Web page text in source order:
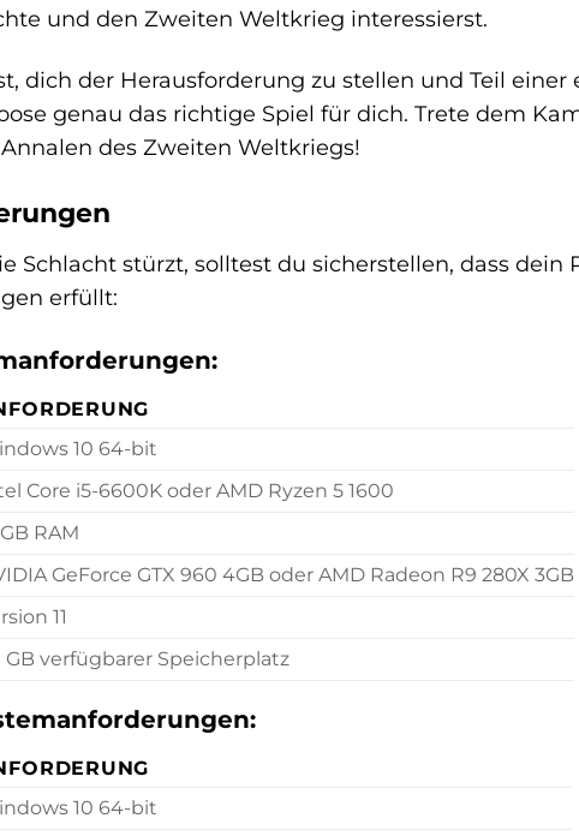
und den Zweiten Weltkrieg interessierst.
dich der Herausforderung zu stellen und Teil
genau das richtige Spiel für dich. Trete dem
des Zweiten Weltkriegs!
Schlacht stürzt, solltest du sicherstellen, dass
erfüllt:
10 64-bit
Core i5-6600K oder AMD Ryzen 5 1600
RAM
GeForce GTX 960 4GB oder AMD Radeon R9 280X 3GB
11
GB verfügbarer Speicherplatz
10 64-bit